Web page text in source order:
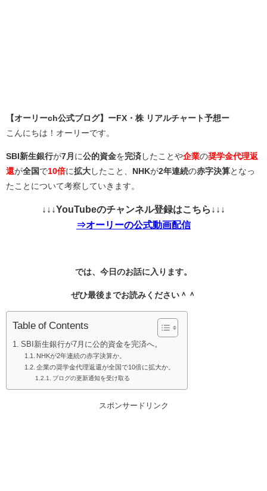
【オーリーch公式ブログ】ーFX・株 リアルチャート予想ー
こんにちは！オーリーです。
SBI新生銀行が7月 に公的資金を完済 したことや企業の奨学金代理返
還が全国 で10倍に拡大 したこと、 NHKが2年連続の赤字決算となっ
たことについて考察していきます。
↓↓↓YouTubeのチャンネル登録はこちら↓↓↓
⇒オーリーの公式動画配信
では、今日のお話に入ります。
ぜひ最後までお読みください＾＾
Table of Contents
SBI新生銀行が7月に公的資金を完済へ。
NHKが2年連続の赤字決算か。
企業の奨学金代理返還が全国で10倍に拡大か。
ブログの更新通知を受け取る
スポンサードリンク